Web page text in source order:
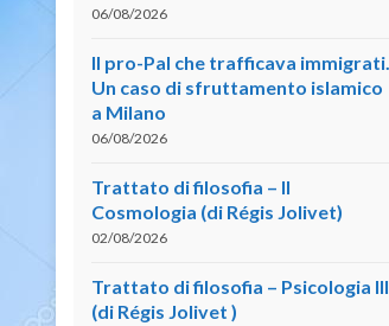
06/08/2026
Il pro-Pal che trafficava immigrati.
Un caso di sfruttamento islamico
a Milano
06/08/2026
Trattato di filosofia – II
Cosmologia (di Régis Jolivet)
02/08/2026
Trattato di filosofia – Psicologia III
(di Régis Jolivet )